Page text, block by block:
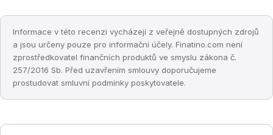
Informace v této recenzi vycházejí z veřejně dostupných zdrojů
a jsou určeny pouze pro informační účely. Finatino.com není
zprostředkovatel finančních produktů ve smyslu zákona č.
257/2016 Sb. Před uzavřením smlouvy doporučujeme
prostudovat smluvní podmínky poskytovatele.